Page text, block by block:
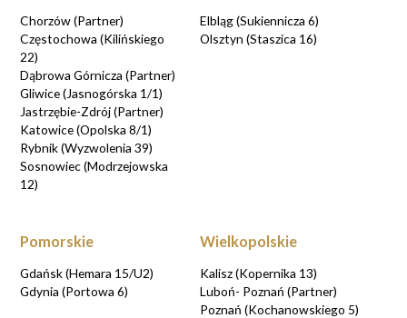
Chorzów (Partner)
Częstochowa (Kilińskiego
22)
Dąbrowa Górnicza (Partner)
Gliwice (Jasnogórska 1/1)
Jastrzębie-Zdrój (Partner)
Katowice (Opolska 8/1)
Rybnik (Wyzwolenia 39)
Sosnowiec (Modrzejowska
12)
Elbląg (Sukiennicza 6)
Olsztyn (Staszica 16)
Pomorskie
Gdańsk (Hemara 15/U2)
Gdynia (Portowa 6)
Wielkopolskie
Kalisz (Kopernika 13)
Luboń- Poznań (Partner)
Poznań (Kochanowskiego 5)